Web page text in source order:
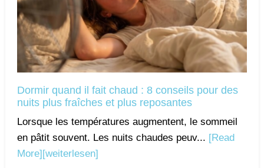
Dormir quand il fait chaud : 8 conseils pour des
nuits plus fraîches et plus reposantes
Lorsque les températures augmentent, le sommeil
en pâtit souvent. Les nuits chaudes peuv... [Read
More][weiterlesen]